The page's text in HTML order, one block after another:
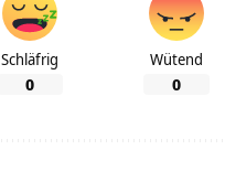
Schläfrig
0
Wütend
0